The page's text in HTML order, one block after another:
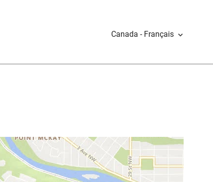
Canada - Français